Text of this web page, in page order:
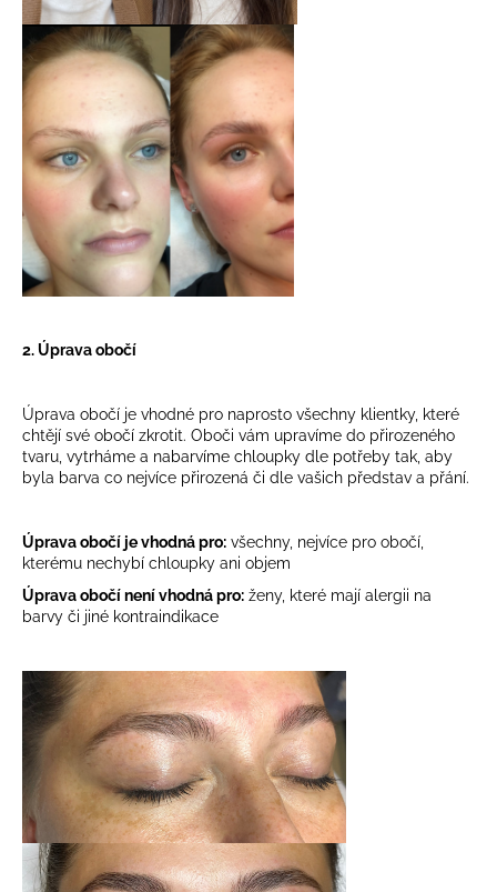
2. Úprava obočí
Úprava obočí je vhodné pro naprosto všechny klientky, které
chtějí své obočí zkrotit. Oboči vám upravíme do přirozeného
tvaru, vytrháme a nabarvíme chloupky dle potřeby tak, aby
byla barva co nejvíce přirozená či dle vašich představ a přání.
Úprava obočí je vhodná pro: všechny, nejvíce pro obočí,
kterému nechybí chloupky ani objem
Úprava obočí není vhodná pro: ženy, které mají alergii na
barvy či jiné kontraindikace